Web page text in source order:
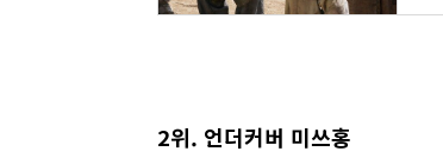
2위. 언더커버 미쓰홍